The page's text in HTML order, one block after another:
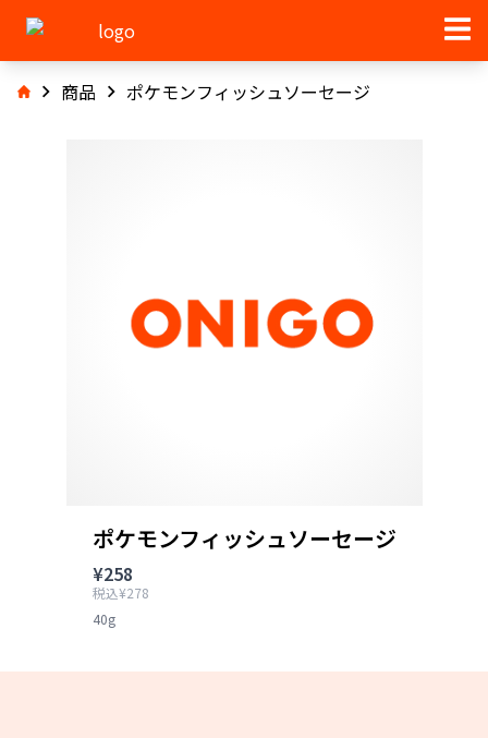
商品 ポケモンフィッシュソーセージ
ポケモンフィッシュソーセージ
¥258
税込¥278
40g